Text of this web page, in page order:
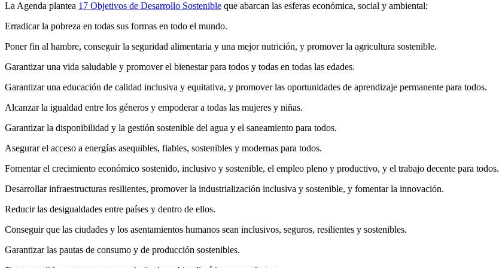
La Agenda plantea 17 Objetivos de Desarrollo Sostenible que abarcan las esferas económica, social y ambiental:
Erradicar la pobreza en todas sus formas en todo el mundo.
Poner fin al hambre, conseguir la seguridad alimentaria y una mejor nutrición, y promover la agricultura sostenible.
Garantizar una vida saludable y promover el bienestar para todos y todas en todas las edades.
Garantizar una educación de calidad inclusiva y equitativa, y promover las oportunidades de aprendizaje permanente para todos.
Alcanzar la igualdad entre los géneros y empoderar a todas las mujeres y niñas.
Garantizar la disponibilidad y la gestión sostenible del agua y el saneamiento para todos.
Asegurar el acceso a energías asequibles, fiables, sostenibles y modernas para todos.
Fomentar el crecimiento económico sostenido, inclusivo y sostenible, el empleo pleno y productivo, y el trabajo decente para todos.
Desarrollar infraestructuras resilientes, promover la industrialización inclusiva y sostenible, y fomentar la innovación.
Reducir las desigualdades entre países y dentro de ellos.
Conseguir que las ciudades y los asentamientos humanos sean inclusivos, seguros, resilientes y sostenibles.
Garantizar las pautas de consumo y de producción sostenibles.